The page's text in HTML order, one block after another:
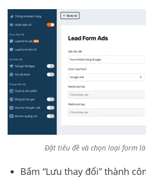
Đặt tiêu đề và chọn loại form là
Bấm “Lưu thay đổi” thành